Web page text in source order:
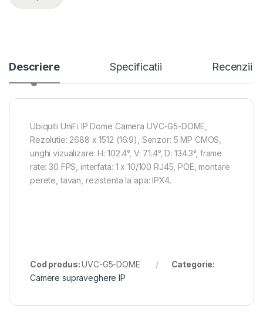
Descriere Specificatii Recenzii
Ubiquiti UniFi IP Dome Camera UVC-G5-DOME,
Rezolutie: 2688 x 1512 (16:9), Senzor: 5 MP CMOS,
unghi vizualizare: H: 102.4°, V: 71.4°, D: 134.3°, frame
rate: 30 FPS, interfata: 1 x 10/100 RJ45, POE, montare
perete, tavan, rezistenta la apa: IPX4.
Cod produs:UVC-G5-DOME
Categorie:
Camere supraveghere IP